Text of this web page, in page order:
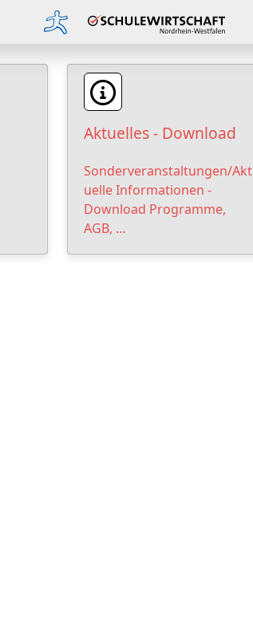
Aktuelles - Download
Sonderveranstaltungen/Akt
uelle Informationen -
Download Programme,
AGB, …